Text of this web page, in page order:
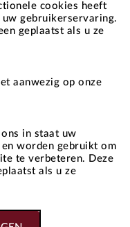
vervolgens krijgt u een
cookies heeft
gebruikerservaring.
geplaatst als u ze
aanwezig op onze
in staat uw
worden gebruikt om
te verbeteren. Deze
als u ze